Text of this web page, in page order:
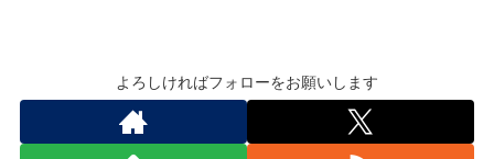
よろしければフォローをお願いします